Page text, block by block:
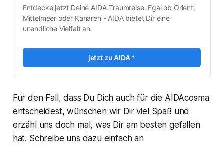
Entdecke jetzt Deine AIDA-Traumreise. Egal ob Orient,
Mittelmeer oder Kanaren - AIDA bietet Dir eine
unendliche Vielfalt an.
jetzt zu AIDA *
Für den Fall, dass Du Dich auch für die AIDAcosma
entscheidest, wünschen wir Dir viel Spaß und
erzähl uns doch mal, was Dir am besten gefallen
hat. Schreibe uns dazu einfach an